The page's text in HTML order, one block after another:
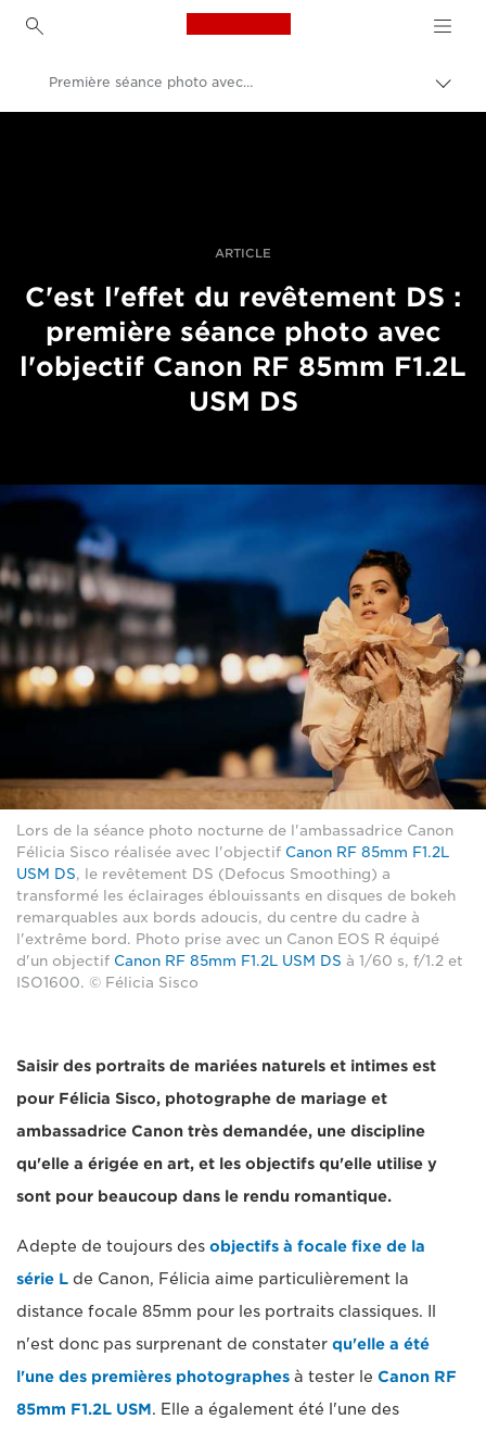
Canon Logo, back to
entre
Première séance photo avec l'objectif Canon RF 85mm F1.2L USM DS
ARTICLE
C'est l'effet du revêtement DS :
première séance photo avec
l'objectif Canon RF 85mm F1.2L
USM DS
Lors de la séance photo nocturne de l'ambassadrice Canon
Félicia Sisco réalisée avec l'objectif Canon RF 85mm F1.2L
USM DS, le revêtement DS (Defocus Smoothing) a
transformé les éclairages éblouissants en disques de bokeh
remarquables aux bords adoucis, du centre du cadre à
l'extrême bord. Photo prise avec un Canon EOS R équipé
d'un objectif Canon RF 85mm F1.2L USM DS à 1/60 s, f/1.2 et
ISO1600. © Félicia Sisco
Saisir des portraits de mariées naturels et intimes est
pour Félicia Sisco, photographe de mariage et
ambassadrice Canon très demandée, une discipline
qu'elle a érigée en art, et les objectifs qu'elle utilise y
sont pour beaucoup dans le rendu romantique.
Adepte de toujours des objectifs à focale fixe de la
série L de Canon, Félicia aime particulièrement la
distance focale 85mm pour les portraits classiques. Il
n'est donc pas surprenant de constater qu'elle a été
l'une des premières photographes à tester le Canon RF
85mm F1.2L USM. Elle a également été l'une des